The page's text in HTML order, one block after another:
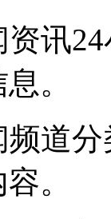
讯
。
道
。